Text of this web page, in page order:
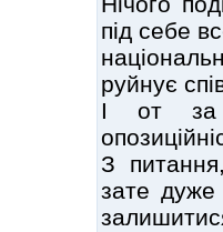
під себе
руйнує
І от за
З
зате дуже